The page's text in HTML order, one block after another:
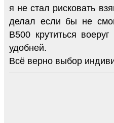
я не стал рисковать
делал если бы не
B500 крутиться
удобней.
Всё верно выбор